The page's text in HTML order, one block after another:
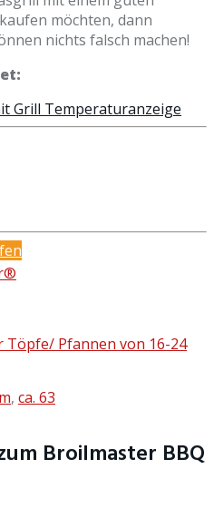
möchten, dann
nichts falsch machen!
Grill Temperaturanzeige
Töpfe/ Pfannen von 16-24
, ca. 63
Broilmaster BBQ